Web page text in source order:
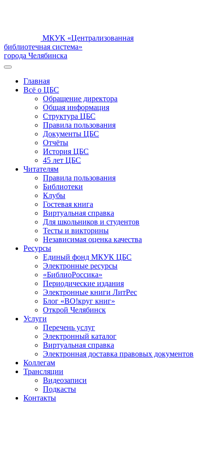
МКУК «Централизованная
библиотечная система»
города Челябинска
Главная
Всё о ЦБС
Обращение директора
Общая информация
Структура ЦБС
Правила пользования
Документы ЦБС
Отчёты
История ЦБС
45 лет ЦБС
Читателям
Правила пользования
Библиотеки
Клубы
Гостевая книга
Виртуальная справка
Для школьников и студентов
Тесты и викторины
Независимая оценка качества
Ресурсы
Единый фонд МКУК ЦБС
Электронные ресурсы
«БиблиоРоссика»
Периодические издания
Электронные книги ЛитРес
Блог «ВО!круг книг»
Открой Челябинск
Услуги
Перечень услуг
Электронный каталог
Виртуальная справка
Электронная доставка правовых документов
Коллегам
Трансляции
Видеозаписи
Подкасты
Контакты